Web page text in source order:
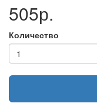
505р.
Количество